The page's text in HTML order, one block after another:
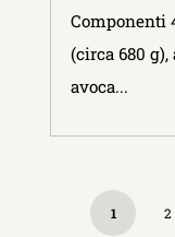
Componenti
(circa 680
avoca...
1 2